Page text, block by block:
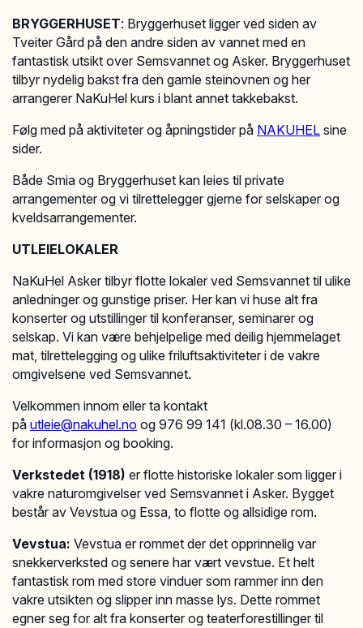
BRYGGERHUSET: Bryggerhuset ligger ved siden av
Tveiter Gård på den andre siden av vannet med en
fantastisk utsikt over Semsvannet og Asker. Bryggerhuset
tilbyr nydelig bakst fra den gamle steinovnen og her
arrangerer NaKuHel kurs i blant annet takkebakst.
Følg med på aktiviteter og åpningstider på NAKUHEL sine
sider.
Både Smia og Bryggerhuset kan leies til private
arrangementer og vi tilrettelegger gjerne for selskaper og
kveldsarrangementer.
UTLEIELOKALER
NaKuHel Asker tilbyr flotte lokaler ved Semsvannet til ulike
anledninger og gunstige priser. Her kan vi huse alt fra
konserter og utstillinger til konferanser, seminarer og
selskap. Vi kan være behjelpelige med deilig hjemmelaget
mat, tilrettelegging og ulike friluftsaktiviteter i de vakre
omgivelsene ved Semsvannet.
Velkommen innom eller ta kontakt
på utleie@nakuhel.no og 976 99 141 (kl.08.30 – 16.00)
for informasjon og booking.
Verkstedet (1918) er flotte historiske lokaler som ligger i
vakre naturomgivelser ved Semsvannet i Asker. Bygget
består av Vevstua og Essa, to flotte og allsidige rom.
Vevstua: Vevstua er rommet der det opprinnelig var
snekkerverksted og senere har vært vevstue. Et helt
fantastisk rom med store vinduer som rammer inn den
vakre utsikten og slipper inn masse lys. Dette rommet
egner seg for alt fra konserter og teaterforestillinger til